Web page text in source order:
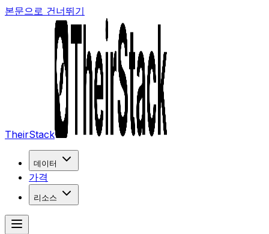
본문으로 건너뛰기
TheirStack
데이터
가격
리소스